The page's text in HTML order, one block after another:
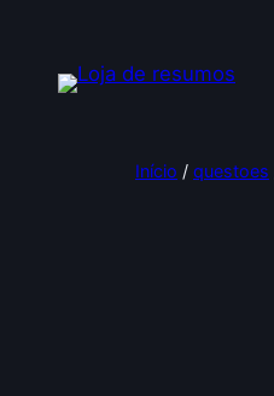
Início / questoes